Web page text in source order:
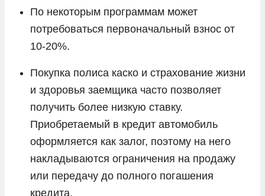
По некоторым программам может
потребоваться первоначальный взнос от
10-20%.
Покупка полиса каско и страхование жизни
и здоровья заемщика часто позволяет
получить более низкую ставку.
Приобретаемый в кредит автомобиль
оформляется как залог, поэтому на него
накладываются ограничения на продажу
или передачу до полного погашения
кредита.